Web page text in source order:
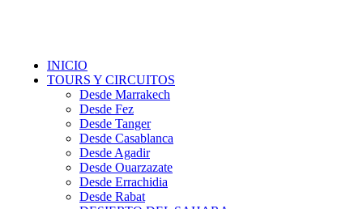
INICIO
TOURS Y CIRCUITOS
Desde Marrakech
Desde Fez
Desde Tanger
Desde Casablanca
Desde Agadir
Desde Ouarzazate
Desde Errachidia
Desde Rabat